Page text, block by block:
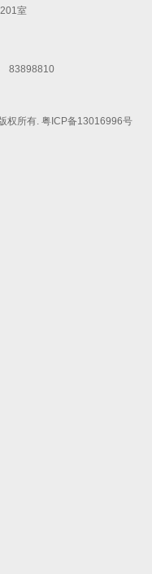
室
83898810
权所有. 粤ICP备13016996号